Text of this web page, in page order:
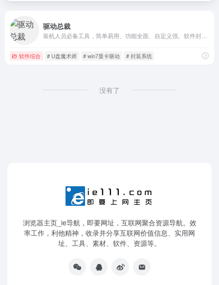
驱动总裁
软件综合 # U盘魔术师 # win7显卡驱动 # 封装系统
没有了
浏览器主页_ie导航，即要网址，互联网聚合资源导航。效
率工作，利他精神，收录并分享互联网价值信息、实用网
址、工具、素材、软件、资源等。